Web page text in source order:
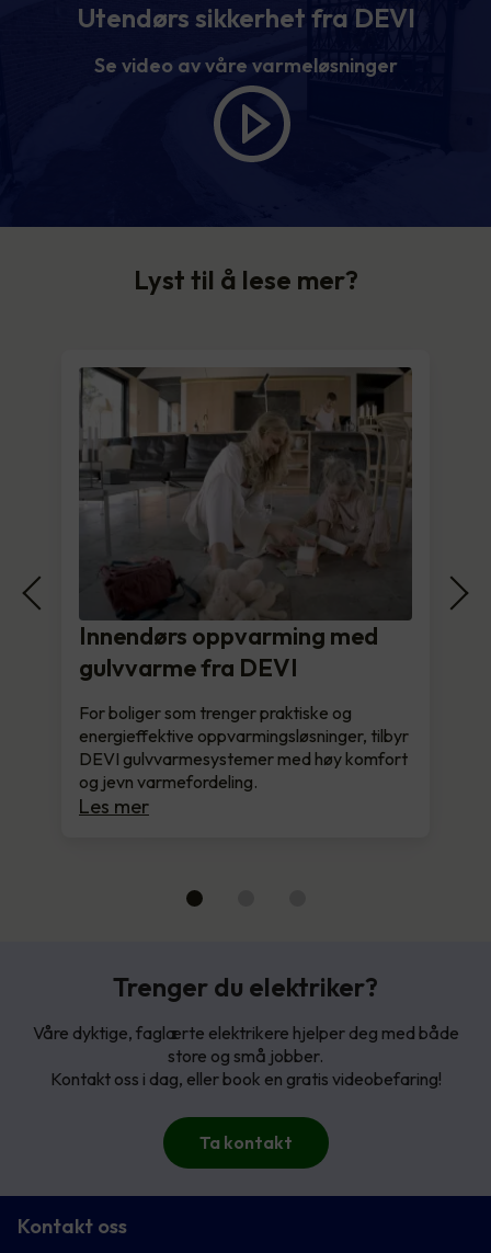
Utendørs sikkerhet fra DEVI
Se video av våre varmeløsninger
Lyst til å lese mer?
Innendørs oppvarming med
gulvvarme fra DEVI
For boliger som trenger praktiske og
energieffektive oppvarmingsløsninger, tilbyr
DEVI gulvvarmesystemer med høy komfort
og jevn varmefordeling.
Les mer
Trenger du elektriker?
Våre dyktige, faglærte elektrikere hjelper deg med både
store og små jobber.
Kontakt oss i dag, eller book en gratis videobefaring!
Ta kontakt
Kontakt oss